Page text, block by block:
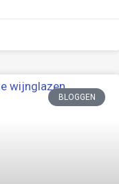
BLOGGEN